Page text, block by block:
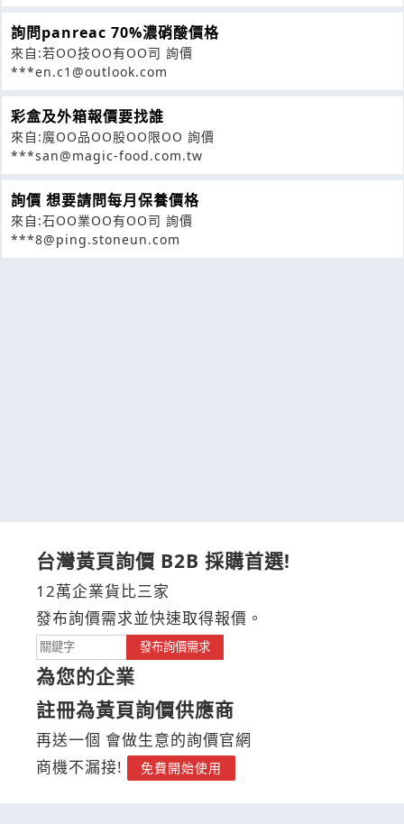
詢問panreac 70%濃硝酸價格
來自:若OO技OO有OO司 詢價
***en.c1@outlook.com
彩盒及外箱報價要找誰
來自:魔OO品OO股OO限OO 詢價
***san@magic-food.com.tw
詢價 想要請問每月保養價格
來自:石OO業OO有OO司 詢價
***8@ping.stoneun.com
台灣黃頁詢價 B2B 採購首選!
12萬企業貨比三家
發布詢價需求並快速取得報價。
發布詢價需求
為您的企業
註冊為黃頁詢價供應商
再送一個 會做生意的詢價官網
商機不漏接!
免費開始使用